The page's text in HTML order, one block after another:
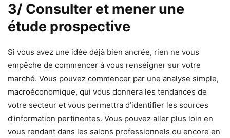
3/ Consulter et mener une
étude prospective
Si vous avez une idée déjà bien ancrée, rien ne vous
empêche de commencer à vous renseigner sur votre
marché. Vous pouvez commencer par une analyse simple,
macroéconomique, qui vous donnera les tendances de
votre secteur et vous permettra d’identifier les sources
d’information pertinentes. Vous pouvez aller plus loin en
vous rendant dans les salons professionnels ou encore en